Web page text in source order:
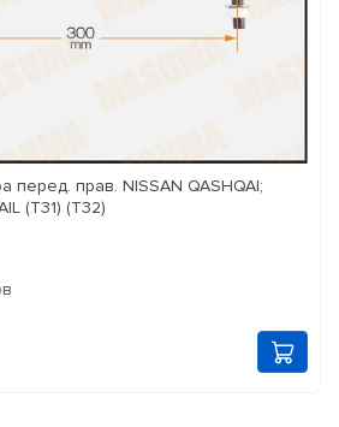
перед. прав. NISSAN QASHQAI;
(T31) (T32)